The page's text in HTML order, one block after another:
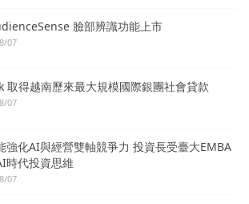
臉部辨識功能上市
07
取得越南歷來最大規模國際銀團社會貸款
07
強化AI與經營雙軸競爭力 投資長受臺大EMBA
時代投資思維
07